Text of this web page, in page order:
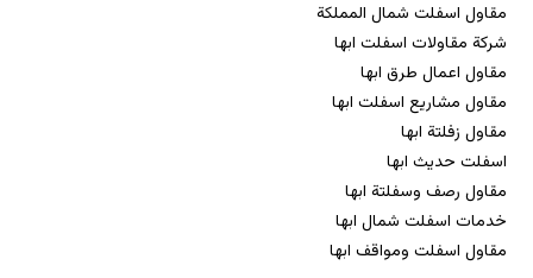
مقاول اسفلت شمال المملكة
شركة مقاولات اسفلت ابها
مقاول اعمال طرق ابها
مقاول مشاريع اسفلت ابها
مقاول زفلتة ابها
اسفلت حديث ابها
مقاول رصف وسفلتة ابها
خدمات اسفلت شمال ابها
مقاول اسفلت ومواقف ابها